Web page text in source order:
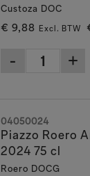
Custoza DOC
€ 9,88 Excl. BTW
Piazzo Roero
2024 75 cl
Roero DOCG
04050024